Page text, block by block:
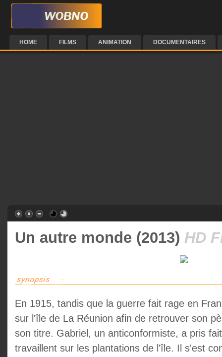
HOME FILMS ANIMATION DOCUMENTAIRES
Un autre monde (2013) HD
En 1915, tandis que la guerre fait rage en
sur l'île de La Réunion afin de retrouver son
son titre. Gabriel, un anticonformiste, a pris
travaillent sur les plantations de l'île. Il s'est